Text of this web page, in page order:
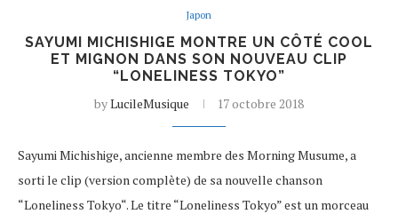
Japon
SAYUMI MICHISHIGE MONTRE UN CÔTÉ COOL
ET MIGNON DANS SON NOUVEAU CLIP
“LONELINESS TOKYO”
byLucileMusique 17 octobre 2018
Sayumi Michishige, ancienne membre des Morning Musume, a
sorti le clip (version complète) de sa nouvelle chanson
“Loneliness Tokyo“. Le titre “Loneliness Tokyo” est un morceau